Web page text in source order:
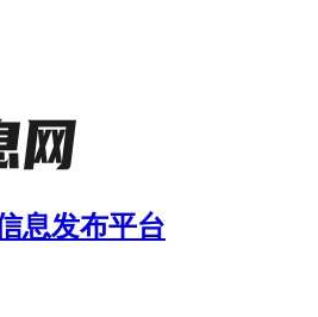
息发布平台